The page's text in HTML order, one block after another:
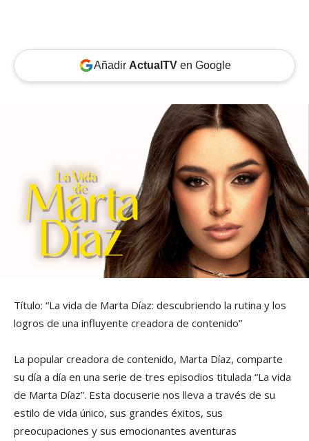
Añadir ActualTVen Google
Título: “La vida de Marta Díaz: descubriendo la rutina y los
logros de una influyente creadora de contenido”
La popular creadora de contenido, Marta Díaz, comparte
su día a día en una serie de tres episodios titulada “La vida
de Marta Díaz”. Esta docuserie nos lleva a través de su
estilo de vida único, sus grandes éxitos, sus
preocupaciones y sus emocionantes aventuras